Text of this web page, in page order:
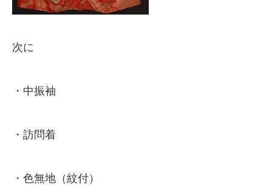
次に
・中振袖
・訪問着
・色無地（紋付）